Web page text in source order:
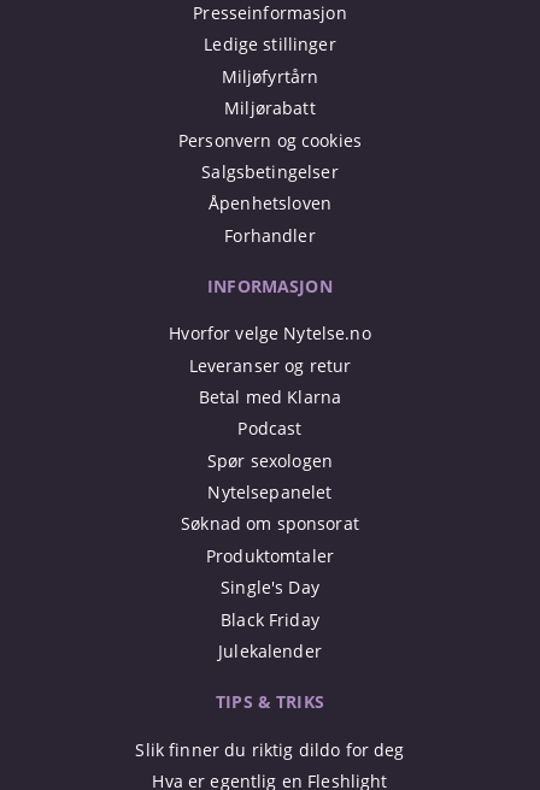
Presseinformasjon
Ledige stillinger
Miljøfyrtårn
Miljørabatt
Personvern og cookies
Salgsbetingelser
Åpenhetsloven
Forhandler
INFORMASJON
Hvorfor velge Nytelse.no
Leveranser og retur
Betal med Klarna
Podcast
Spør sexologen
Nytelsepanelet
Søknad om sponsorat
Produktomtaler
Single's Day
Black Friday
Julekalender
TIPS & TRIKS
Slik finner du riktig dildo for deg
Hva er egentlig en Fleshlight